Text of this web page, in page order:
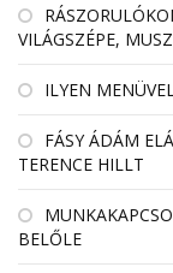
VILÁGSZÉPE,
ILYEN
FÁSY ÁDÁM
TERENCE HILLT
BELŐLE